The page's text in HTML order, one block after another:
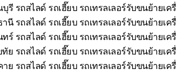
รถสไลด์ รถเฮี๊ยบ รถเทรลเลอร์รับขนย้ายเค
รถสไลด์ รถเฮี๊ยบ รถเทรลเลอร์รับขนย้ายเค
ร์ รถสไลด์ รถเฮี๊ยบ รถเทรลเลอร์รับขนย้ายเค
รถสไลด์ รถเฮี๊ยบ รถเทรลเลอร์รับขนย้ายเค
รถสไลด์ รถเฮี๊ยบ รถเทรลเลอร์รับขนย้ายเค